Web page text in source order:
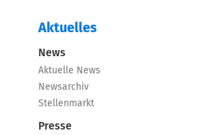
Aktuelles
News
Aktuelle News
Newsarchiv
Stellenmarkt
Presse